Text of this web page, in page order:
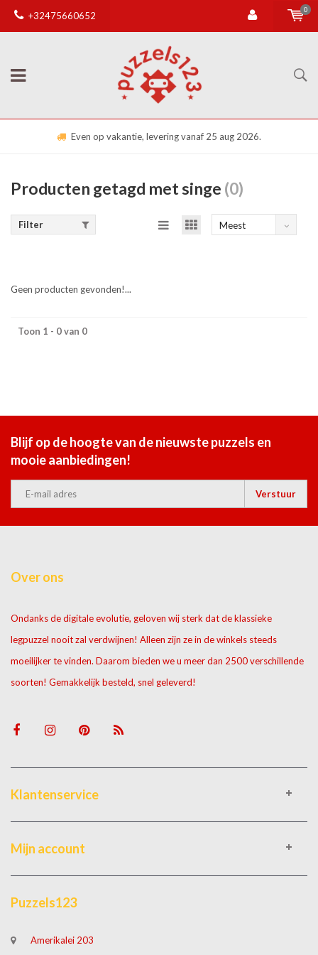
+32475660652
0
Even op vakantie, levering vanaf 25 aug 2026.
Producten getagd met singe (0)
Filter
Meest
Geen producten gevonden!...
Toon 1 - 0 van 0
Blijf op de hoogte van de nieuwste puzzels en
mooie aanbiedingen!
Verstuur
Over ons
Ondanks de digitale evolutie, geloven wij sterk dat de klassieke
legpuzzel nooit zal verdwijnen! Alleen zijn ze in de winkels steeds
moeilijker te vinden. Daarom bieden we u meer dan 2500 verschillende
soorten! Gemakkelijk besteld, snel geleverd!
Klantenservice
Mijn account
Puzzels123
Amerikalei 203